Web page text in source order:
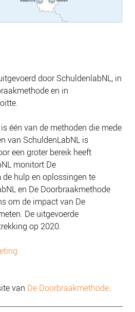
door SchuldenlabNL, in
en in
één van de methoden die mede
van SchuldenLabNL is
een groter bereik heeft
monitort De
hulp en oplossingen te
en De Doorbraakmethode
om de impact van De
De uitgevoerde
op 2020.
van De Doorbraakmethode.